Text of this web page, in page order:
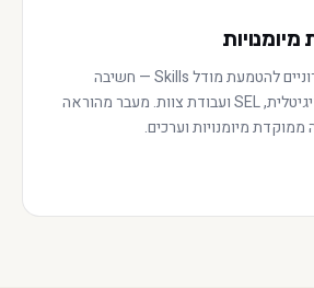
הובלת צוותי מו"פ עירוניים להטמעת מודל Skills — חשיבה
ביקורתית, אוריינות דיגיטלית, SEL ועבודת צוות. מעבר מהוראה
מיומנויות וערכים.